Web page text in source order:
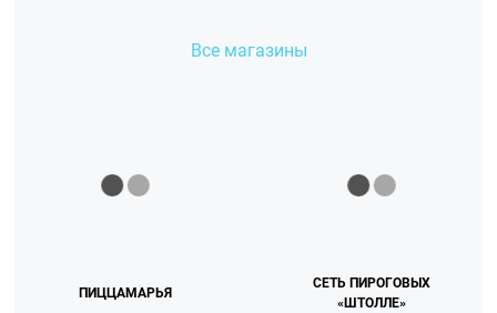
Все магазины
ПИЦЦАМАРЬЯ
СЕТЬ ПИРОГОВЫХ
«ШТОЛЛЕ»